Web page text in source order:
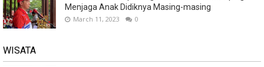
Menjaga Anak Didiknya Masing-masing
March 11, 2023 0
WISATA